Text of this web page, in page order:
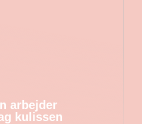
arbejder
kulissen